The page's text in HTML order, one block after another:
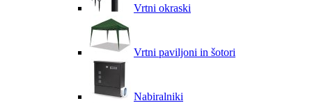
Vrtni okraski
Vrtni paviljoni in šotori
Nabiralniki